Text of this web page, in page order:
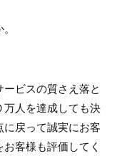
ビスの質さえ落と
人を達成しても決
戻って誠実にお客
客様も評価してく